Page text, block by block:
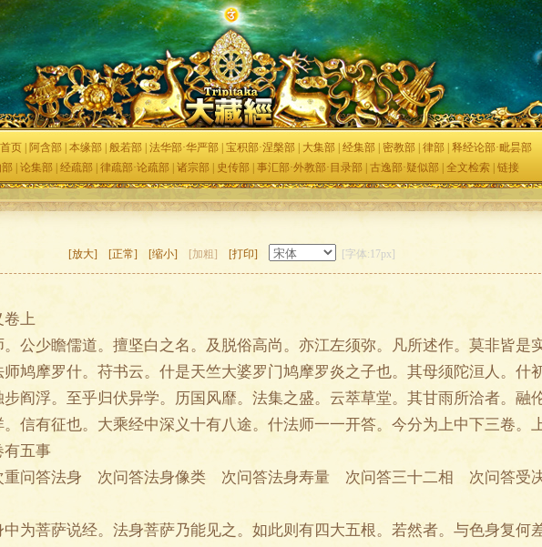
页 阿含部 本缘部 般若部 法华部·华严部 宝积部·涅槃部 大集部 经集部 密教部 律部 释经论部·毗昙部
部 论集部 经疏部 律疏部·论疏部 诸宗部 史传部 事汇部·外教部·目录部 古逸部·疑似部 全文检索 链接
[放大] [正常] [缩小] [加粗] [打印] [字体:17px]
上
少瞻儒道。擅坚白之名。及脱俗高尚。亦江左须弥。凡所述作。莫非皆是实
鸠摩罗什。苻书云。什是天竺大婆罗门鸠摩罗炎之子也。其母须陀洹人。什
阎浮。至乎归伏异学。历国风靡。法集之盛。云萃草堂。其甘雨所洽者。融
信有征也。大乘经中深义十有八途。什法师一一开答。今分为上中下三卷。
有五事
答法身 次问答法身像类 次问答法身寿量 次问答三十二相 次问答受
菩萨说经。法身菩萨乃能见之。如此则有四大五根。若然者。与色身复何